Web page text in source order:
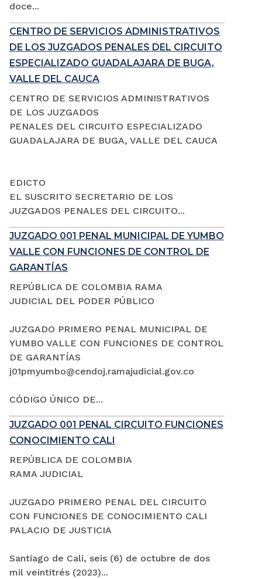
doce...
CENTRO DE SERVICIOS ADMINISTRATIVOS
DE LOS JUZGADOS PENALES DEL CIRCUITO
ESPECIALIZADO GUADALAJARA DE BUGA,
VALLE DEL CAUCA
CENTRO DE SERVICIOS ADMINISTRATIVOS
DE LOS JUZGADOS
PENALES DEL CIRCUITO ESPECIALIZADO
GUADALAJARA DE BUGA, VALLE DEL CAUCA
EDICTO
EL SUSCRITO SECRETARIO DE LOS
JUZGADOS PENALES DEL CIRCUITO...
JUZGADO 001 PENAL MUNICIPAL DE YUMBO
VALLE CON FUNCIONES DE CONTROL DE
GARANTÍAS
REPÚBLICA DE COLOMBIA RAMA
JUDICIAL DEL PODER PÚBLICO
JUZGADO PRIMERO PENAL MUNICIPAL DE
YUMBO VALLE CON FUNCIONES DE CONTROL
DE GARANTÍAS
j01pmyumbo@cendoj.ramajudicial.gov.co
CÓDIGO ÚNICO DE...
JUZGADO 001 PENAL CIRCUITO FUNCIONES
CONOCIMIENTO CALI
REPÚBLICA DE COLOMBIA
RAMA JUDICIAL
JUZGADO PRIMERO PENAL DEL CIRCUITO
CON FUNCIONES DE CONOCIMIENTO CALI
PALACIO DE JUSTICIA
Santiago de Cali, seis (6) de octubre de dos
mil veintitrés (2023)...